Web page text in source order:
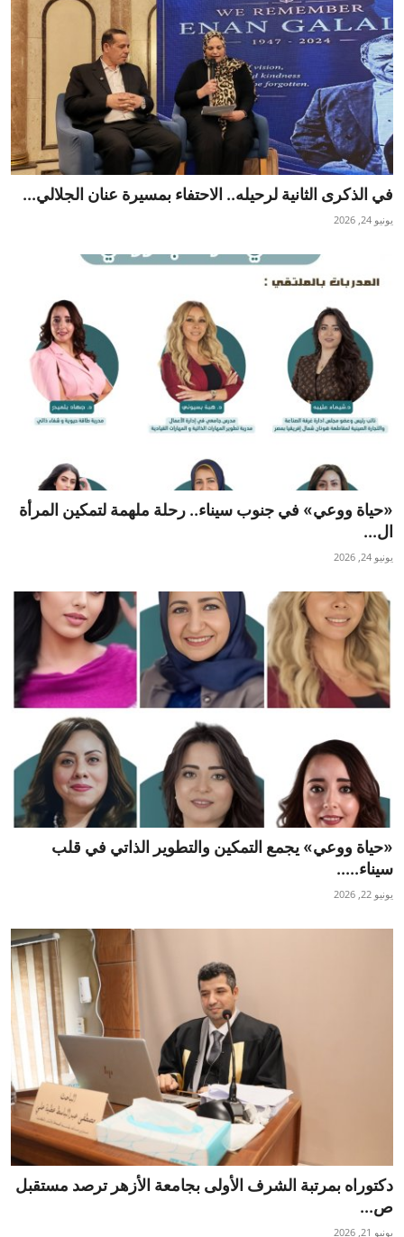
في الذكرى الثانية لرحيله.. الاحتفاء بمسيرة عنان الجلالي...
يونيو 24, 2026
«حياة ووعي» في جنوب سيناء.. رحلة ملهمة لتمكين المرأة
ال...
يونيو 24, 2026
«حياة ووعي» يجمع التمكين والتطوير الذاتي في قلب
سيناء.....
يونيو 22, 2026
دكتوراه بمرتبة الشرف الأولى بجامعة الأزهر ترصد مستقبل
ص...
يونيو 21, 2026